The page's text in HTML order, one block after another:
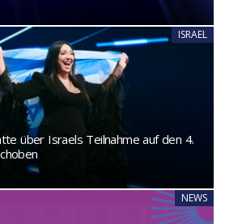
ISRAEL
über Israels Teilnahme auf den 4.
NEWS